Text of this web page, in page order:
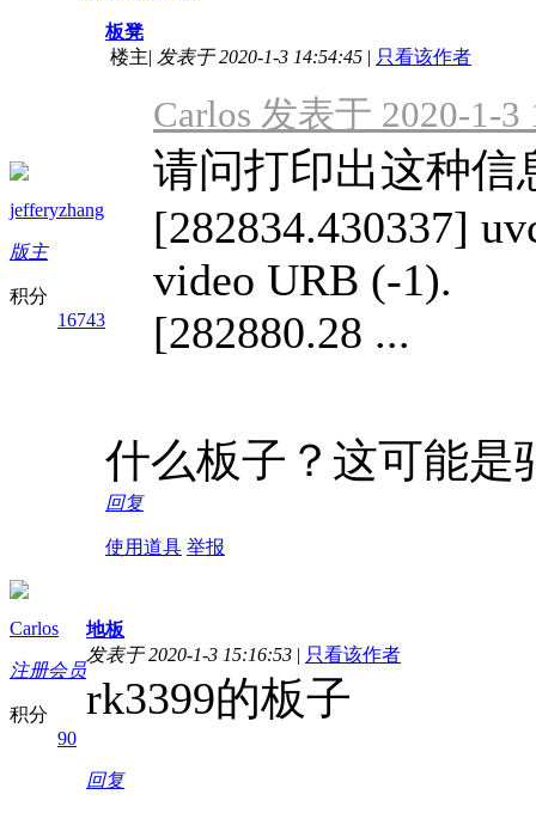
jefferyzhang
版主
积分
16743
板凳
楼主| 发表于 2020-1-3 14:54:45 | 只看该作者
Carlos 发表于 2020-1-3
请问打印出这种信
[282834.430337]
video URB (-1).
[282880.28 ...
什么板子？这可能是
回复
使用道具 举报
Carlos
注册会员
积分
90
地板
发表于 2020-1-3 15:16:53 | 只看该作者
rk3399的板子
回复